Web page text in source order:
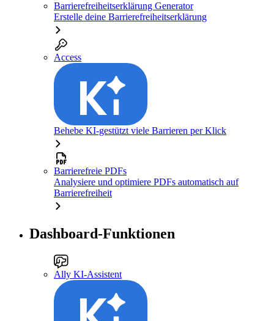
Barrierefreiheitserklärung Generator
Erstelle deine Barrierefreiheitserklärung
Access
Behebe KI-gestützt viele Barrieren per Klick
Barrierefreie PDFs
Analysiere und optimiere PDFs automatisch auf
Barrierefreiheit
Dashboard-Funktionen
Ally KI-Assistent